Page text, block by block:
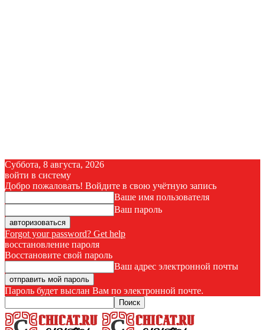
Суббота, 8 августа, 2026
войти в систему
Добро пожаловать! Войдите в свою учётную запись
Ваше имя пользователя
Ваш пароль
Forgot your password? Get help
восстановление пароля
Восстановите свой пароль
Ваш адрес электронной почты
Пароль будет выслан Вам по электронной почте.